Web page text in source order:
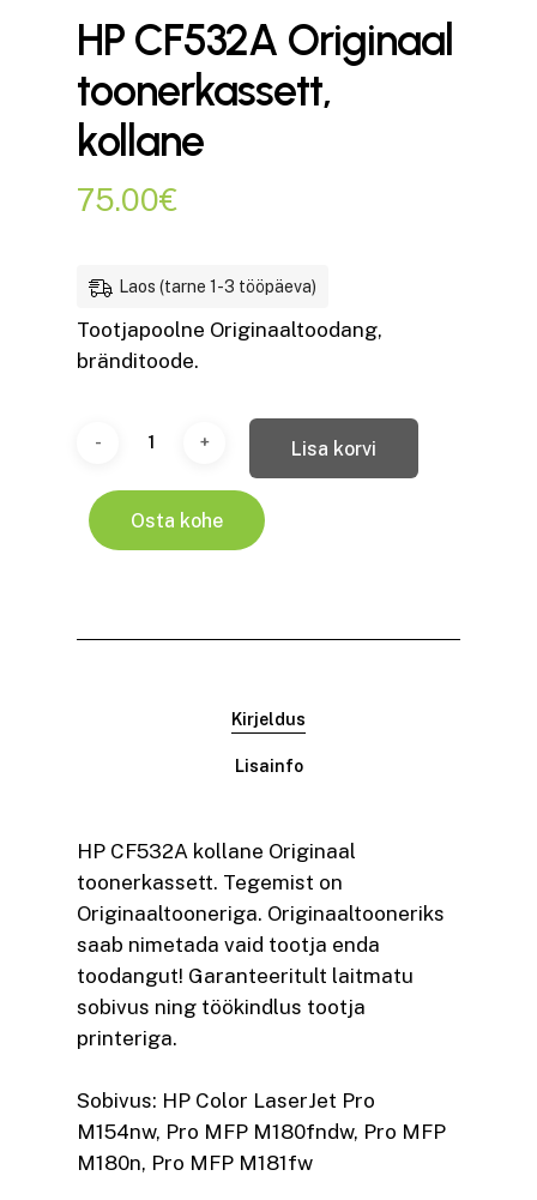
HP CF532A Originaal
toonerkassett,
kollane
75.00€
Laos (tarne 1-3 tööpäeva)
Tootjapoolne Originaaltoodang,
bränditoode.
Lisa korvi
Osta kohe
Kirjeldus
Lisainfo
HP CF532A kollane Originaal
toonerkassett. Tegemist on
Originaaltooneriga. Originaaltooneriks
saab nimetada vaid tootja enda
toodangut! Garanteeritult laitmatu
sobivus ning töökindlus tootja
printeriga.
Sobivus: HP Color LaserJet Pro
M154nw, Pro MFP M180fndw, Pro MFP
M180n, Pro MFP M181fw